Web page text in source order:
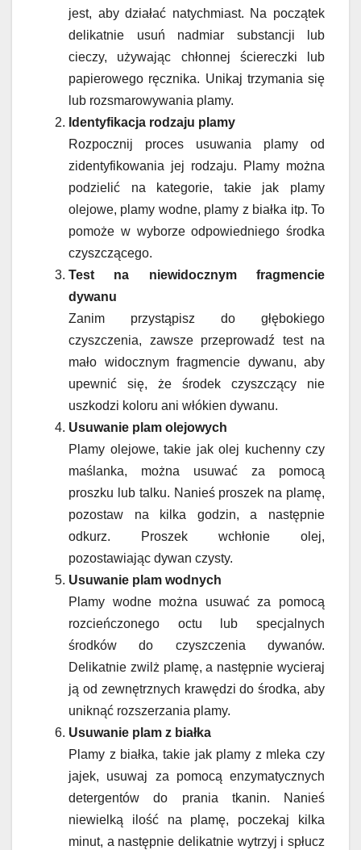
jest, aby działać natychmiast. Na początek
delikatnie usuń nadmiar substancji lub
cieczy, używając chłonnej ściereczki lub
papierowego ręcznika. Unikaj trzymania się
lub rozsmarowywania plamy.
Identyfikacja rodzaju plamy
Rozpocznij proces usuwania plamy od
zidentyfikowania jej rodzaju. Plamy można
podzielić na kategorie, takie jak plamy
olejowe, plamy wodne, plamy z białka itp. To
pomoże w wyborze odpowiedniego środka
czyszczącego.
Test na niewidocznym fragmencie
dywanu
Zanim przystąpisz do głębokiego
czyszczenia, zawsze przeprowadź test na
mało widocznym fragmencie dywanu, aby
upewnić się, że środek czyszczący nie
uszkodzi koloru ani włókien dywanu.
Usuwanie plam olejowych
Plamy olejowe, takie jak olej kuchenny czy
maślanka, można usuwać za pomocą
proszku lub talku. Nanieś proszek na plamę,
pozostaw na kilka godzin, a następnie
odkurz. Proszek wchłonie olej,
pozostawiając dywan czysty.
Usuwanie plam wodnych
Plamy wodne można usuwać za pomocą
rozcieńczonego octu lub specjalnych
środków do czyszczenia dywanów.
Delikatnie zwilż plamę, a następnie wycieraj
ją od zewnętrznych krawędzi do środka, aby
uniknąć rozszerzania plamy.
Usuwanie plam z białka
Plamy z białka, takie jak plamy z mleka czy
jajek, usuwaj za pomocą enzymatycznych
detergentów do prania tkanin. Nanieś
niewielką ilość na plamę, poczekaj kilka
minut, a następnie delikatnie wytrzyj i spłucz